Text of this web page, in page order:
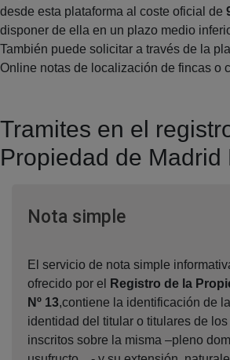
desde esta plataforma al coste oficial de
disponer de ella en un plazo medio
También puede solicitar a través de la
Online notas de localización de fincas o
Tramites en el
Propiedad de Madrid
Nota simpleVentana
El servicio de nota simple
ofrecido por el
Registro de la
Nº 13,contiene la identificación de
identidad del titular o titulares de
inscritos sobre la misma –pleno